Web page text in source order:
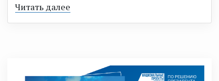
Читать далее